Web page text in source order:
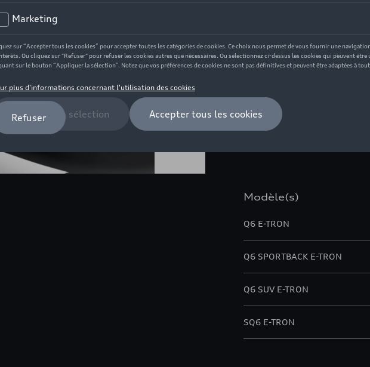
Description
protègent le
plus, les impacts de
Modèle(s)
Q6 E-TRON
Q6 SPORTBACK E-TRON
Q6 SUV E-TRON
SQ6 E-TRON